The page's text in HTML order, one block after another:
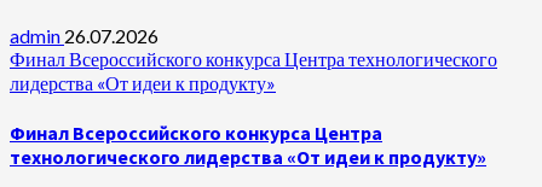
admin 26.07.2026
Финал Всероссийского конкурса Центра технологического
лидерства «От идеи к продукту»
Финал Всероссийского конкурса Центра
технологического лидерства «От идеи к продукту»